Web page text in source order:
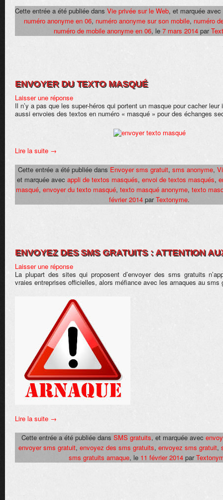
Cette entrée a été publiée dans Vie privée sur le Web, et marquée avec
numéro anonyme en 06, numéro anonyme sur son mobile, numéro
numéro de mobile anonyme en 06, le 7 mars 2014 par
ENVOYER DU TEXTO MASQUÉ
Laisser une réponse
Il n’y a pas que les super-héros qui portent un masque pour cacher
aussi envoies des textos en numéro « masqué » pour des échanges
Lire la suite →
Cette entrée a été publiée dans Envoyer sms gratuit, sms anonyme,
et marquée avec appli de textos masqués, envoi de textos masqués,
masqué, envoyer du texto masqué, texto masqué anonyme, texto
février 2014 parTextonyme.
ENVOYEZ DES SMS GRATUITS : ATTENTION
Laisser une réponse
La plupart des sites qui proposent d’envoyer des sms gratuits
vraies entreprises officielles, alors méfiance avec les arnaques au sms
Lire la suite →
Cette entrée a été publiée dans SMS gratuits, et marquée avec
envoyer sms gratuit, envoyez des sms gratuits, envoyez sms gratuit,
sms gratuits arnaque, le 11 février 2014 par